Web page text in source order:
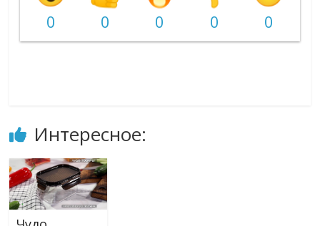
0 0 0 0 0
Интересное: